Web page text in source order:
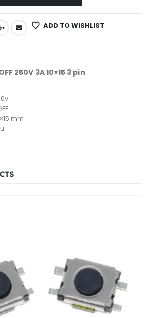
ADD TO WISHLIST
250V 3A 10×15 3 pin
mm